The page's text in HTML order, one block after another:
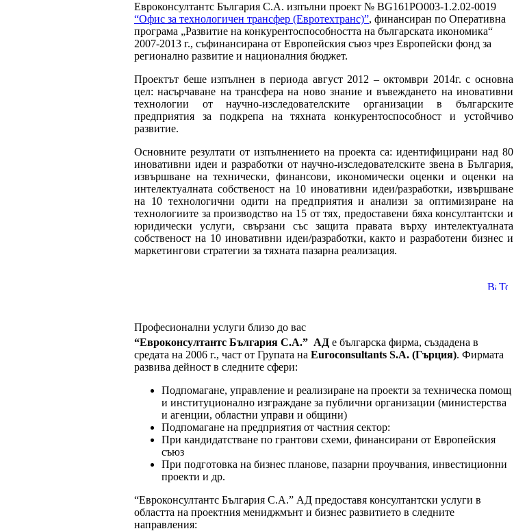
Евроконсултантс България С.А. изпълни проект № BG161PO003-1.2.02-0019
“Офис за технологичен трансфер (Евротехтранс)”, финансиран по Оперативна
програма „Развитие на конкурентоспособността на българската икономика“
2007-2013 г., съфинансирана от Европейския съюз чрез Европейски фонд за
регионално развитие и националния бюджет.
Проектът беше изпълнен в периода август 2012 – октомври 2014г. с основна
цел: насърчаване на трансфера на ново знание и въвеждането на иновативни
технологии от научно-изследователските организации в българските
предприятия за подкрепа на тяхната конкурентоспособност и устойчиво
развитие.
Основните резултати от изпълнението на проекта са: идентифицирани над 80
иновативни идеи и разработки от научно-изследователските звена в България,
извършване на технически, финансови, икономически оценки и оценки на
интелектуалната собственост на 10 иновативни идеи/разработки, извършване
на 10 технологични одити на предприятия и анализи за оптимизиране на
технологиите за производство на 15 от тях, предоставени бяха консултантски и
юридически услуги, свързани със защита правата върху интелектуалната
собственост на 10 иновативни идеи/разработки, както и разработени бизнес и
маркетингови стратегии за тяхната пазарна реализация.
Професионални услуги близо до вас
“Евроконсултантс България С.А.” АД е българска фирма, създадена в
средата на 2006 г., част от Групата на Euroconsultants S.A. (Гърция). Фирмата
развива дейност в следните сфери:
Подпомагане, управление и реализиране на проекти за техническа помощ
и институционално изграждане за публични организации (министерства
и агенции, областни управи и общини)
Подпомагане на предприятия от частния сектор:
При кандидатстване по грантови схеми, финансирани от Европейския
съюз
При подготовка на бизнес планове, пазарни проучвания, инвестиционни
проекти и др.
“Евроконсултантс България С.А.” АД предоставя консултантски услуги в
областта на проектния мениджмънт и бизнес развитието в следните
направления: